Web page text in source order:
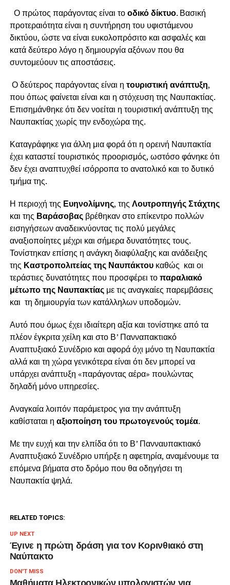
Ο πρώτος παράγοντας είναι τοοδικό δίκτυο. Βασική
προτεραιότητα είναι η συντήρηση του υφιστάμενου
δικτύου, ώστε να είναι ευκολοπρόσιτο και ασφαλές και
κατά δεύτερο λόγο η δημιουργία αξόνων που θα
συντομεύουν τις αποστάσεις.
Ο δεύτερος παράγοντας είναι η τουριστική ανάπτυξη,
που όπως φαίνεται είναι και η στόχευση της Ναυπακτίας.
Επισημάνθηκε ότι δεν νοείται η τουριστική ανάπτυξη της
Ναυπακτίας χωρίς την ενδοχώρα της.
Καταγράφηκε για άλλη μια φορά ότι η ορεινή Ναυπακτία
έχει καταστεί τουριστικός προορισμός, ωστόσο φάνηκε ότι
δεν έχει αναπτυχθεί ισόρροπα το ανατολικό και το δυτικό
τμήμα της.
Η περιοχή της Ευηνολίμνης, της Λουτροπηγής Στάχτης
και της Βαράσοβαςβρέθηκαν στο επίκεντρο πολλών
εισηγήσεων αναδεικνύοντας τις πολύ μεγάλες
αναξιοποίητες μέχρι και σήμερα δυνατότητες τους.
Τονίστηκαν επίσης η ανάγκη διαφύλαξης και ανάδειξης
της Καστροπολιτείας της Ναυπάκτου καθώς και οι
τεράστιες δυνατότητες που προσφέρει τοπαραλιακό
μέτωπο της Ναυπακτίας με τις αναγκαίες παρεμβάσεις
και τη δημιουργία των κατάλληλων υποδομών.
Αυτό που όμως έχει ιδιαίτερη αξία και τονίστηκε από τα
πλέον έγκριτα χείλη και στο Β’ Πανναπακτιακό
Αναπτυξιακό Συνέδριο και αφορά όχι μόνο τη Ναυπακτία
αλλά και τη χώρα γενικότερα είναι ότι δεν μπορεί να
υπάρχει ανάπτυξη «παράγοντας αέρα» πουλώντας
δηλαδή μόνο υπηρεσίες.
Αναγκαία λοιπόν παράμετρος για την ανάπτυξη
καθίσταται η αξιοποίηση του πρωτογενούς τομέα.
Με την ευχή και την ελπίδα ότι το Β’ Πανναυπακτιακό
Αναπτυξιακό Συνέδριο υπήρξε η αφετηρία, αναμένουμε τα
επόμενα βήματα στο δρόμο που θα οδηγήσει τη
Ναυπακτία ψηλά.
RELATED TOPICS:
UP NEXT
Έγινε η πρώτη δράση για τον Κορινθιακό στη
Ναύπακτο
DON'T MISS
Μαθήματα Ηλεκτρονικών υπολογιστών για